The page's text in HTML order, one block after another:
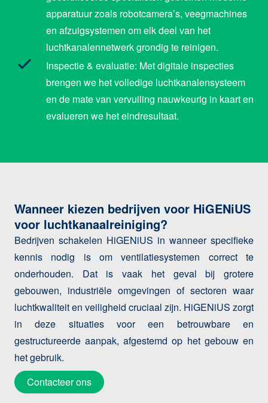
apparatuur zoals robotcamera’s, veegmachines
en afzuigsystemen om elk deel van het
luchtkanalennetwerk grondig te reinigen.
Inspectie & evaluatie: Met digitale inspecties
brengen we het volledige luchtkanalensysteem
en de mate van vervuiling nauwkeurig in kaart en
evalueren we het eindresultaat.
Wanneer kiezen bedrijven voor HiGENiUS
voor luchtkanaalreiniging?
Bedrijven schakelen HiGENiUS in wanneer specifieke
kennis nodig is om ventilatiesystemen correct te
onderhouden. Dat is vaak het geval bij grotere
gebouwen, industriële omgevingen of sectoren waar
luchtkwaliteit en veiligheid cruciaal zijn. HiGENiUS zorgt
in deze situaties voor een betrouwbare en
gestructureerde aanpak, afgestemd op het gebouw en
het gebruik.
Contacteer ons